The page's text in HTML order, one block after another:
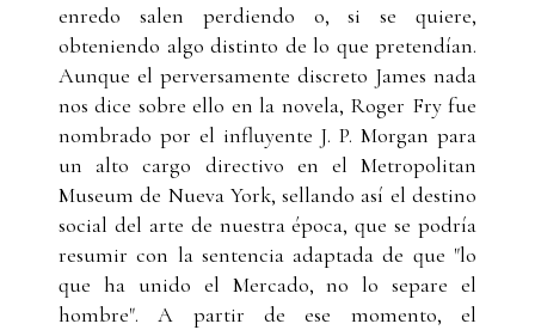
enredo salen perdiendo o, si se quiere,
obteniendo algo distinto de lo que pretendían.
Aunque el perversamente discreto James nada
nos dice sobre ello en la novela, Roger Fry fue
nombrado por el influyente J. P. Morgan para
un alto cargo directivo en el Metropolitan
Museum de Nueva York, sellando así el destino
social del arte de nuestra época, que se podría
resumir con la sentencia adaptada de que "lo
que ha unido el Mercado, no lo separe el
hombre". A partir de ese momento, el